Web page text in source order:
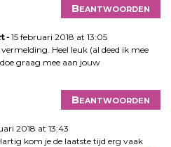
Beantwoorden
15 februari 2018 at 13:05
Heel leuk (al deed ik mee
graag mee aan jouw
Beantwoorden
2018 at 13:43
kom je de laatste tijd erg vaak